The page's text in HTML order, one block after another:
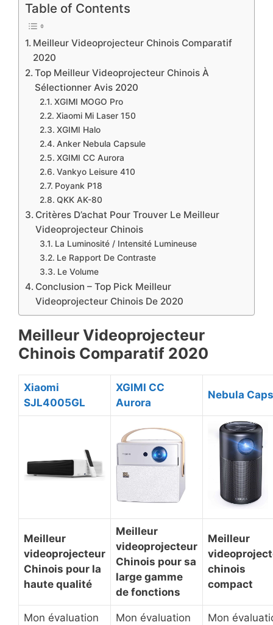
Table of Contents
Meilleur Videoprojecteur Chinois Comparatif
2020
Top Meilleur Videoprojecteur Chinois À
Sélectionner Avis 2020
​​XGIMI MOGO Pro
​​​Xiaomi Mi Laser 150
​​​​XGIMI Halo
​​​​​Anker Nebula Capsule
​XGIMI CC Aurora
​Vankyo Leisure 410
​​Poyank P18
​QKK AK-80
Critères D’achat Pour Trouver Le Meilleur
Videoprojecteur Chinois
La Luminosité / Intensité Lumineuse
Le Rapport De Contraste
Le Volume
Conclusion – Top Pick Meilleur
Videoprojecteur Chinois De 2020
Meilleur Videoprojecteur
Chinois Comparatif 2020
Xiaomi
SJL4005GL
XGIMI CC
Aurora
Nebula
Meilleur
videoprojecteur
Chinois pour la
haute qualité
Meilleur
videoprojecteur
Chinois pour sa
large gamme
de fonctions
Meilleur
chinois
compact
Mon évaluation Mon évaluation Mon